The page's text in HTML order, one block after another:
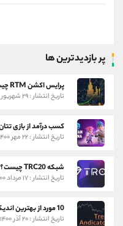
پر بازدیدترین ها
پرایس اکشن RTM چیست؟
تاریخ انتشار : ۲۹ شهریور ۱۴۰۰
کسب درآمد از بازی تتان
تاریخ انتشار : ۲۲ مهر ۱۴۰۰
شبکه TRC20 چیست؟
تاریخ انتشار : ۱۷ مرداد ۱۴۰۰
10 مورد از بهترین اندیکاتورهای تشخیص روند
تاریخ انتشار : ۲۰ آذر ۱۴۰۰